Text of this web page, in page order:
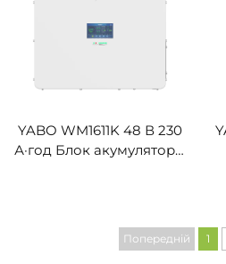
YABO WM1611K 48 В 230
А·год Блок акумуляторів
залізо-фосфатний
літієвий акумулятор 48
Попередній 1